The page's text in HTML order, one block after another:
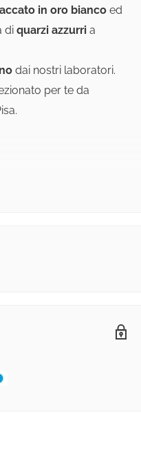
in oro bianco ed
di quarzi azzurri a
dai nostri laboratori.
per te da